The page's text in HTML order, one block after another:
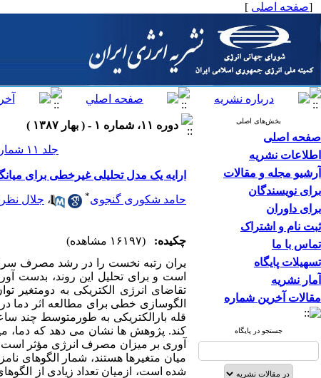
[صفحه اصلی ]
بخش‌های اصلی
صفحه اصلی
اطلاعات نشریه
آرشیو مجله و مقالات
برای نویسندگان
برای داوران
ثبت نام و اشتراک
تماس با ما
تسهیلات پایگاه
آمار نشریه
مقالات آخرین شماره
جستجو در پایگاه
دوره ۱۱، شماره ۱ - ( بهار ۱۳۸۷ )
جلد ۱۱ شماره ۱ صفحات ۳۴-۱۷
ارایه یک مدل تحلیلی غیرخطی برای
حامد شکوری گنجوی* ، جلال
چکیده:
(۱۶۱۹۷ مشاهده)
یران رتبه نخست را در رشد مصرف
است و برای تحلیل این روند، بدست
تقاضای انرژی الکتریکی به دومتغیر
الگوسازی خطی برای مطالعه اثر دما
قله بارالکتریکی به طورمتوسط چند
کند. پژوهش ها نشان می دهد که دما،
آوری بر میزان مصرف انرژی مؤثر است.
میان متغیرها هستند، شمار الگوهای
شده است، ازمیان تعداد زیادی از